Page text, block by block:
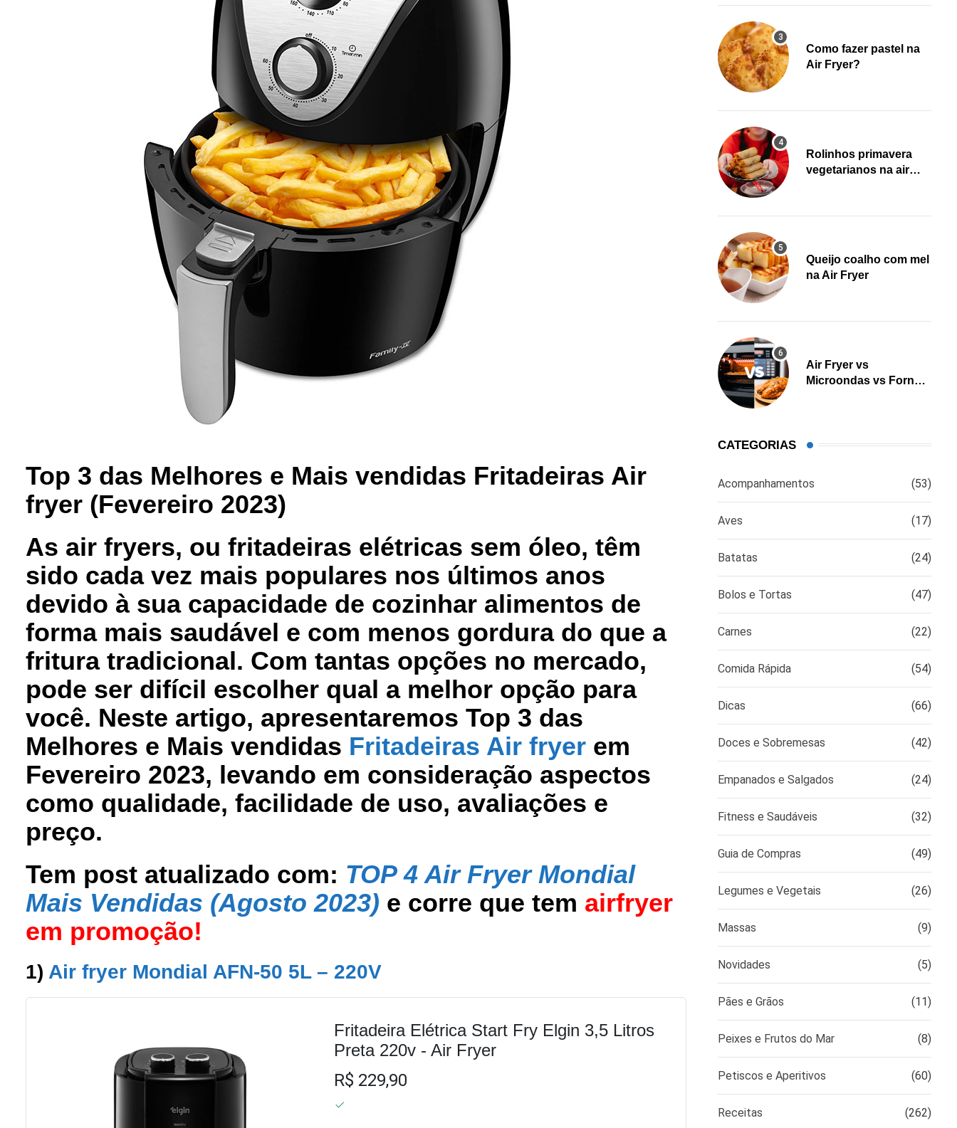
Top 3 das Melhores e Mais vendidas Fritadeiras Air
fryer (Fevereiro 2023)
As air fryers, ou fritadeiras elétricas sem óleo, têm
sido cada vez mais populares nos últimos anos
devido à sua capacidade de cozinhar alimentos de
forma mais saudável e com menos gordura do que a
fritura tradicional. Com tantas opções no mercado,
pode ser difícil escolher qual a melhor opção para
você. Neste artigo, apresentaremos Top 3 das
Melhores e Mais vendidas Fritadeiras Air fryer em
Fevereiro 2023, levando em consideração aspectos
como qualidade, facilidade de uso, avaliações e
preço.
Tem post atualizado com: TOP 4 Air Fryer Mondial
Mais Vendidas (Agosto 2023) e corre que tem airfryer
em promoção!
1) Air fryer Mondial AFN-50 5L – 220V
Fritadeira Elétrica Start Fry Elgin 3,5 Litros
Preta 220v - Air Fryer
R$ 229,90
Como fazer pastel na
Air Fryer?
Rolinhos primavera
vegetarianos na air
Queijo coalho com mel
na Air Fryer
Air Fryer vs
Microondas vs Forno:
CATEGORIAS
Acompanhamentos (53)
Aves (17)
Batatas (24)
Bolos e Tortas (47)
Carnes (22)
Comida Rápida (54)
Dicas (66)
Doces e Sobremesas (42)
Empanados e Salgados (24)
Fitness e Saudáveis (32)
Guia de Compras (49)
Legumes e Vegetais (26)
Massas (9)
Novidades (5)
Pães e Grãos (11)
Peixes e Frutos do Mar (8)
Petiscos e Aperitivos (60)
Receitas (262)